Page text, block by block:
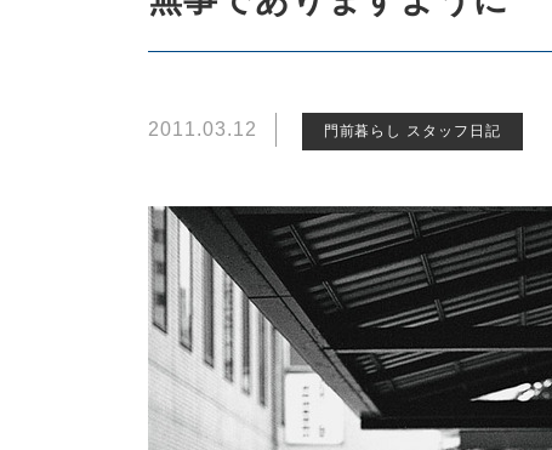
2011.03.12 門前暮らし スタッフ日記